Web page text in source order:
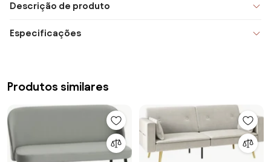
Descrição de produto
Especificações
Produtos similares